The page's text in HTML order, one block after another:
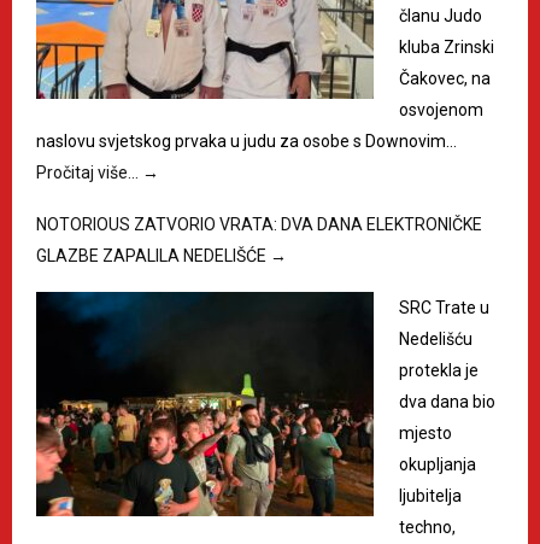
članu Judo
kluba Zrinski
Čakovec, na
osvojenom
naslovu svjetskog prvaka u judu za osobe s Downovim…
Pročitaj više…
→
NOTORIOUS ZATVORIO VRATA: DVA DANA ELEKTRONIČKE
GLAZBE ZAPALILA NEDELIŠĆE →
SRC Trate u
Nedelišću
protekla je
dva dana bio
mjesto
okupljanja
ljubitelja
techno,